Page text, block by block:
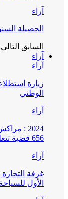
آراء
الحصيلة
السابق التالي
آراء
آراء
زيارة
الوطني
آراء
2024 :
656 قضية تتعلق بغسيل الأموال
آراء
غرفة
الأول